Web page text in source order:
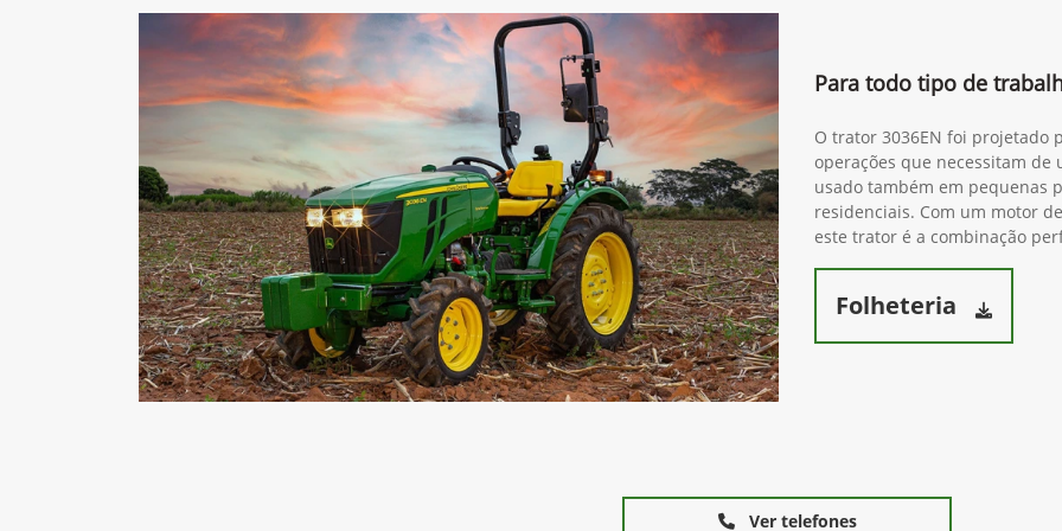
Para todo tipo de
O trator 3036EN foi projetado
operações que necessitam
usado também em pequenas
residenciais. Com um motor
este trator é a combinação
Folheteria
Ver telefones